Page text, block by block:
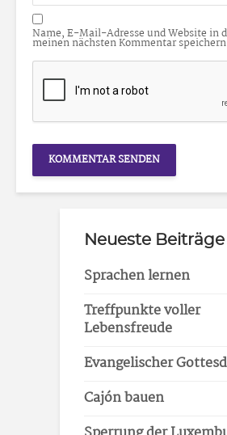
Name, E-Mail-Adresse und Website in
meinen nächsten Kommentar
Neueste Beiträge
Sprachen lernen
Treffpunkte voller
Lebensfreude
Evangelischer
Cajón bauen